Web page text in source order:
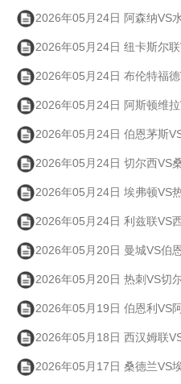
2026年05月24日 阿森纳VS水晶宫_
2026年05月24日 纽卡斯尔联VS富勒
2026年05月24日 布伦特福德VS利物
2026年05月24日 阿斯顿维拉VS曼城
2026年05月24日 伯恩茅斯VS诺丁汉森
2026年05月24日 切尔西VS桑德兰_
2026年05月24日 埃弗顿VS热刺_
2026年05月24日 利兹联VS西汉姆联
2026年05月20日 曼城VS伯恩茅斯_
2026年05月20日 热刺VS切尔西_
2026年05月19日 伯恩利VS阿森纳_
2026年05月18日 西汉姆联VS纽卡斯尔
2026年05月17日 桑德兰VS埃弗顿_